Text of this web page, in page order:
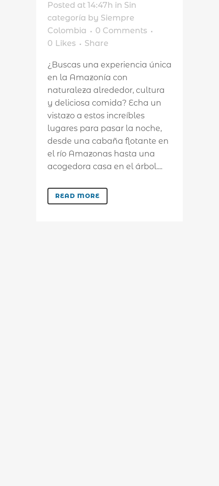
Posted at 14:47h in Sin
categoría by Siempre
Colombia
0 Comments
0 Likes Share
¿Buscas una experiencia única
en la Amazonía con
naturaleza alrededor, cultura
y deliciosa comida? Echa un
vistazo a estos increíbles
lugares para pasar la noche,
desde una cabaña flotante en
el río Amazonas hasta una
acogedora casa en el árbol....
READ MORE